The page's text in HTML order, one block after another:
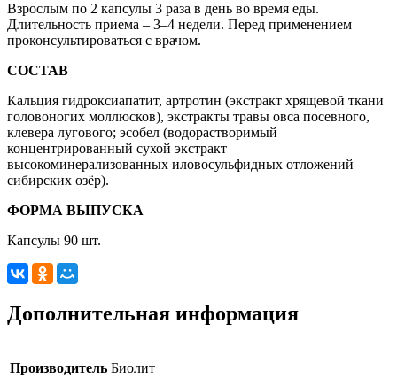
Взрослым по 2 капсулы 3 раза в день во время еды.
Длительность приема – 3–4 недели. Перед применением
проконсультироваться с врачом.
СОСТАВ
Кальция гидроксиапатит, артротин (экстракт хрящевой ткани
головоногих моллюсков), экстракты травы овса посевного,
клевера лугового; эсобел (водорастворимый
концентрированный сухой экстракт
высокоминерализованных иловосульфидных отложений
сибирских озёр).
ФОРМА ВЫПУСКА
Капсулы 90 шт.
Дополнительная информация
Производитель Биолит